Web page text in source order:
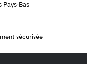
Pays-Bas
sécurisée